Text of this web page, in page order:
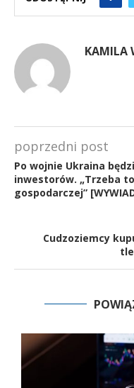
KAMILA
poprzedni post
Po wojnie Ukraina
inwestorów. „Trzeba
gospodarczej”
Cudzoziemcy